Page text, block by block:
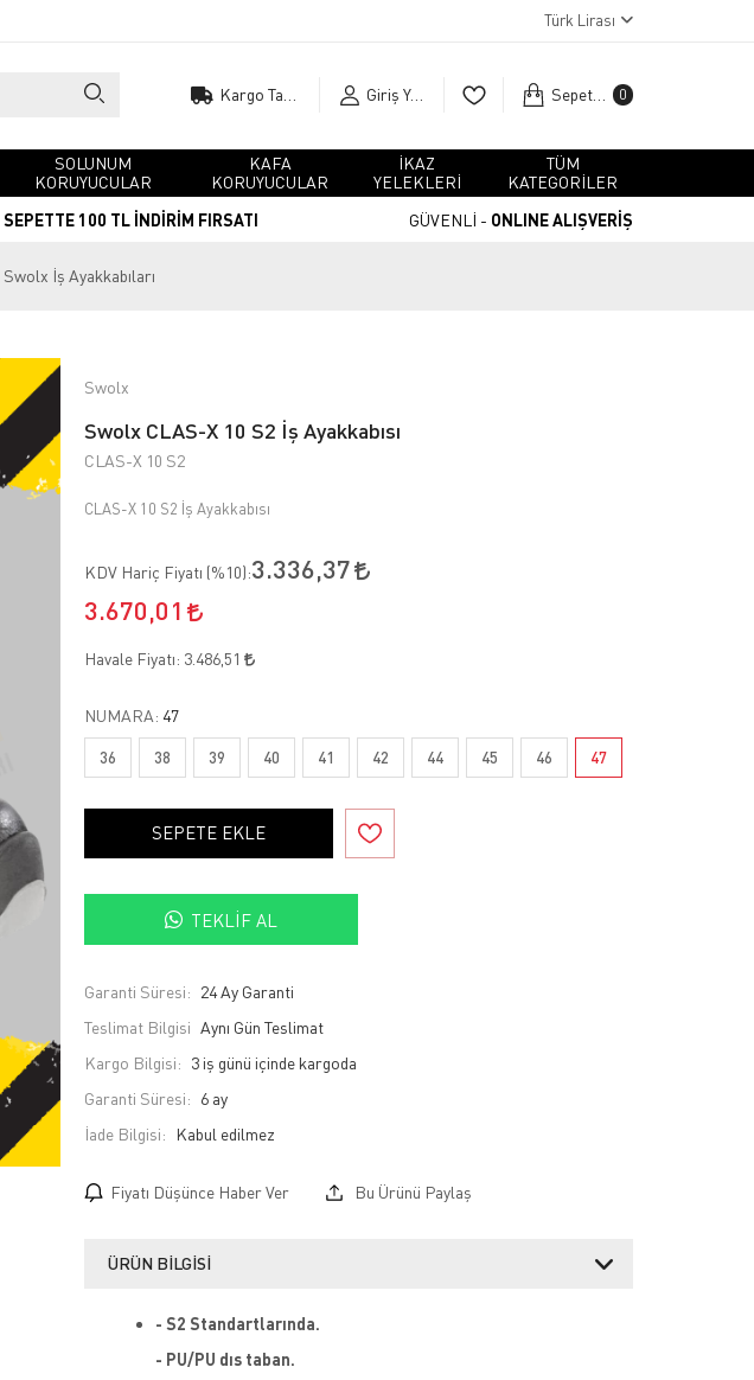
Türk Lirası
Giriş Yap Sepetim 0
SOLUNUM
KORUYUCULAR
KAFA
KORUYUCULAR
İKAZ
YELEKLERİ
TÜM
KATEGORİLER
SEPETTE 100 TL İNDİRİM FIRSATI GÜVENLİ - ONLINE ALIŞVERİŞ
Swolx İş Ayakkabıları
Swolx
Swolx CLAS-X 10 S2 İş Ayakkabısı
CLAS-X 10 S2
CLAS-X 10 S2 İş Ayakkabısı
KDV Hariç Fiyatı (%10):3.336,37
3.670,01
Havale Fiyatı: 3.486,51
NUMARA: 47
36 38 39 40 41 42 44 45 46 47
SEPETE EKLE
TEKLIF AL
Garanti Süresi: 24 Ay Garanti
Teslimat Bilgisi Aynı Gün Teslimat
Kargo Bilgisi: 3 iş günü içinde kargoda
Garanti Süresi: 6 ay
İade Bilgisi:
Fiyatı Düşünce Haber Ver Bu Ürünü Paylaş
ÜRÜN BILGISI
- S2 Standartlarında.
- PU/PU dıs taban.